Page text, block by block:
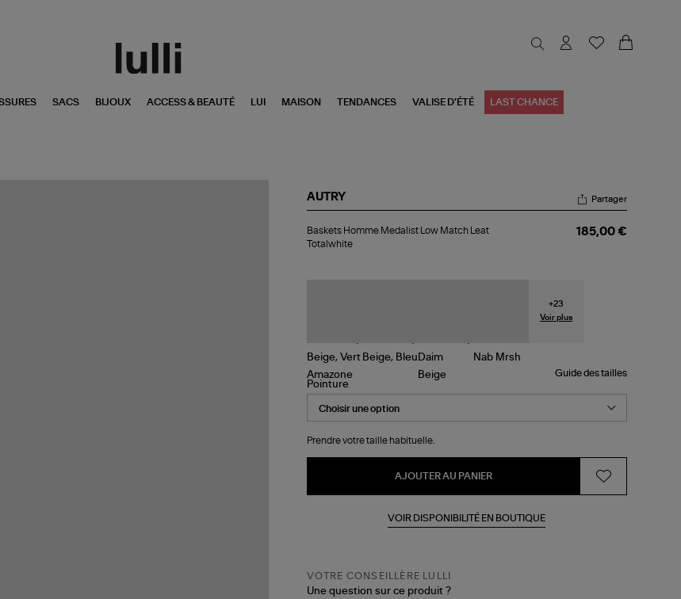
SACS BIJOUX ACCESS & BEAUTÉ LUI MAISON TENDANCES VALISE D'ÉTÉ LAST CHANCE
AUTRY
Homme
Medalist
Partager
Baskets Homme Medalist Low Match Leat
Totalwhite
185,00 €
+23
Voir plus
Guide des tailles
Pointure
Prendre votre taille habituelle.
AJOUTER AU PANIER
VOIR DISPONIBILITÉ EN BOUTIQUE
VOTRE CONSEILLÈRE LULLI
Une question sur ce produit ?